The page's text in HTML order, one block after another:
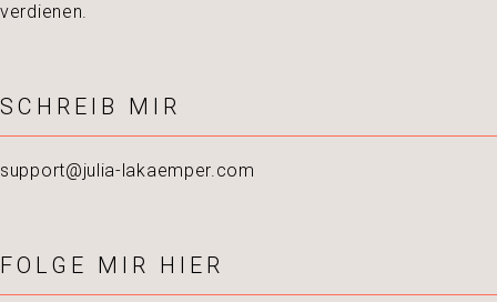
verdienen.
SCHREIB MIR
support@julia-lakaemper.com
FOLGE MIR HIER